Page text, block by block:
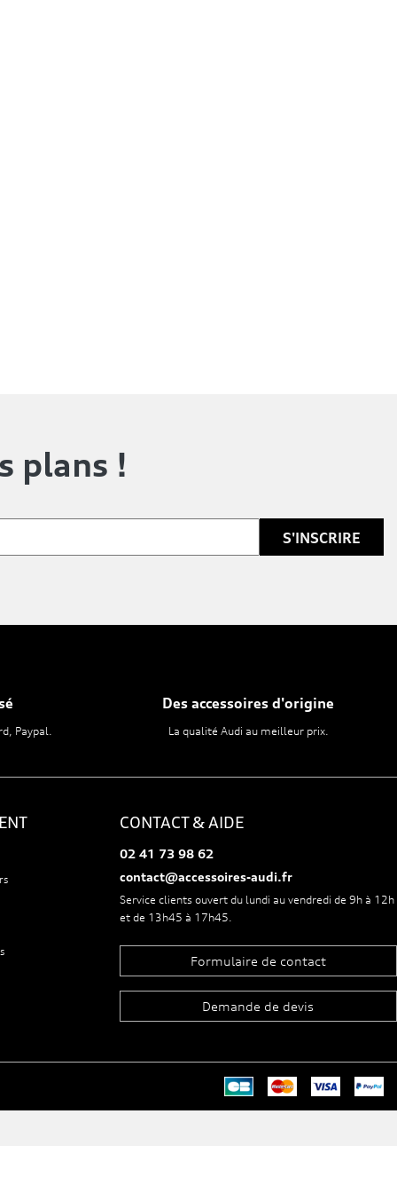
plans !
Paypal.
Des accessoires d'origine
La qualité Audi au meilleur prix.
CONTACT & AIDE
02 41 73 98 62
contact@accessoires-audi.fr
Service clients ouvert du lundi au vendredi de 9h à 12h
et de 13h45 à 17h45.
Formulaire de contact
Demande de devis